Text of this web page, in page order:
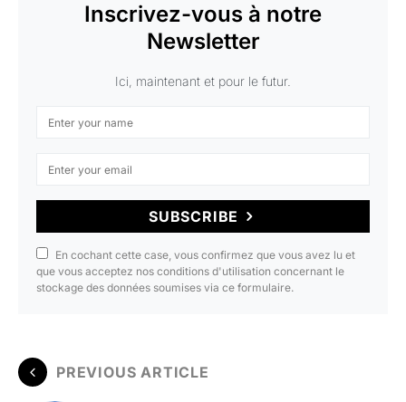
Inscrivez-vous à notre
Newsletter
Ici, maintenant et pour le futur.
SUBSCRIBE
En cochant cette case, vous confirmez que vous avez lu et
que vous acceptez nos conditions d'utilisation concernant le
stockage des données soumises via ce formulaire.
PREVIOUS ARTICLE